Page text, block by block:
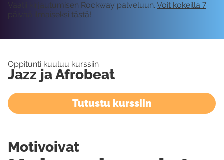
Vaatii kirjautumisen Rockway palveluun. Voit kokeilla 7
päivää ilmaiseksi tästä!
Oppitunti kuuluu kurssiin
Jazz ja Afrobeat
Tutustu kurssiin
Motivoivat